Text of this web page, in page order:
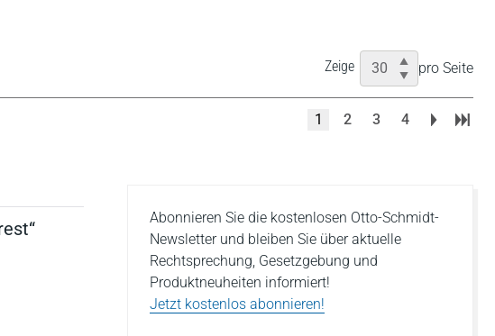
Zeige pro Seite
1 2 3 4
Abonnieren Sie die kostenlosen Otto-Schmidt-
Newsletter und bleiben Sie über aktuelle
Rechtsprechung, Gesetzgebung und
Produktneuheiten informiert!
Jetzt kostenlos abonnieren!